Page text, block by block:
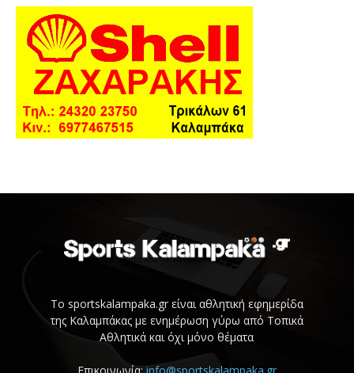
Το sportskalampaka.gr είναι αθλητική εφημερίδα
της Καλαμπάκας με ενημέρωση γύρω από Τοπικά
Αθλητικά και όχι μόνο θέματα